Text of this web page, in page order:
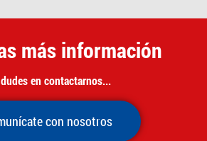
más información
en contactarnos...
con nosotros